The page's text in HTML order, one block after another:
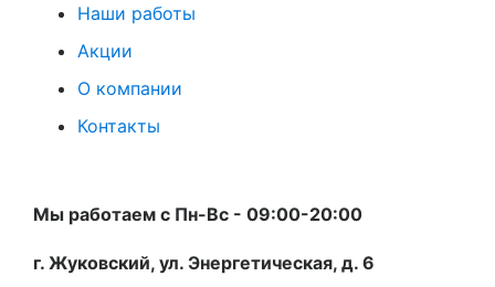
Наши работы
Акции
О компании
Контакты
Мы работаем с Пн-Вc - 09:00-20:00
г. Жуковский, ул. Энергетическая, д. 6